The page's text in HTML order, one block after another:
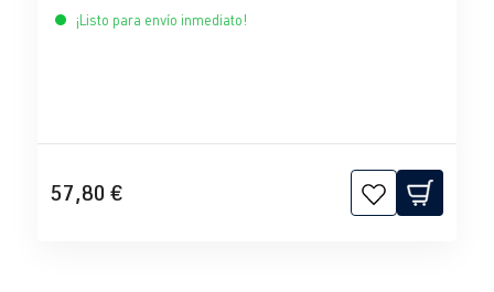
¡Listo para envío inmediato!
57,80 €